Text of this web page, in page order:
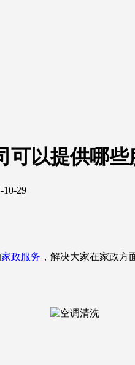
可以提供哪些
10-29
家政服务 ，解决大家在家政方